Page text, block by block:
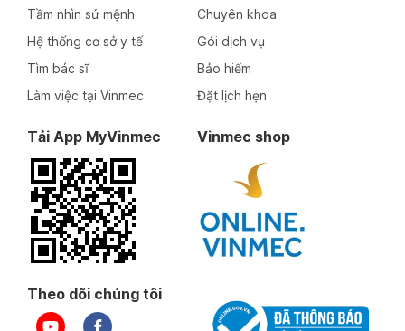
Tầm nhìn sứ mệnh
Hệ thống cơ sở y tế
Tìm bác sĩ
Làm việc tại Vinmec
Chuyên khoa
Gói dịch vụ
Bảo hiểm
Đặt lịch hẹn
Tải App MyVinmec Vinmec shop
Theo dõi chúng tôi